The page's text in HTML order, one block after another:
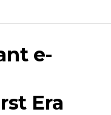
e-
Era